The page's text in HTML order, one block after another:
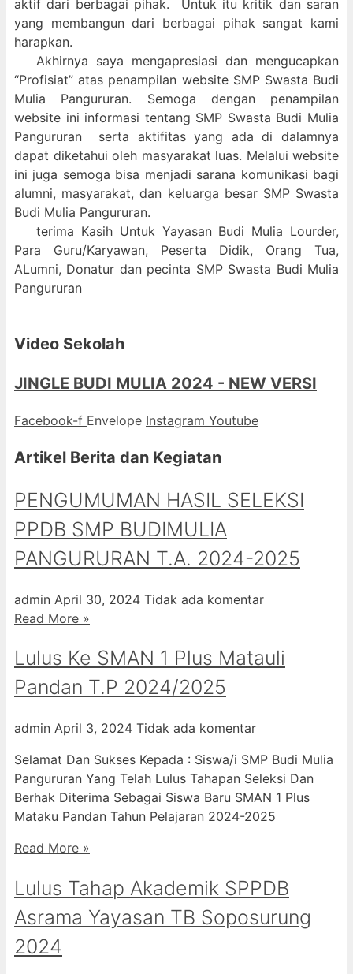
aktif dari berbagai pihak. Untuk itu kritik dan saran
yang membangun dari berbagai pihak sangat kami
harapkan.
Akhirnya saya mengapresiasi dan mengucapkan
“Profisiat” atas penampilan website SMP Swasta Budi
Mulia Pangururan. Semoga dengan penampilan
website ini informasi tentang SMP Swasta Budi Mulia
Pangururan serta aktifitas yang ada di dalamnya
dapat diketahui oleh masyarakat luas. Melalui website
ini juga semoga bisa menjadi sarana komunikasi bagi
alumni, masyarakat, dan keluarga besar SMP Swasta
Budi Mulia Pangururan.
terima Kasih Untuk Yayasan Budi Mulia Lourder,
Para Guru/Karyawan, Peserta Didik, Orang Tua,
ALumni, Donatur dan pecinta SMP Swasta Budi Mulia
Pangururan
Video Sekolah
JINGLE BUDI MULIA 2024 - NEW VERSI
Facebook-f Envelope Instagram Youtube
Artikel Berita dan Kegiatan
PENGUMUMAN HASIL SELEKSI
PPDB SMP BUDIMULIA
PANGURURAN T.A. 2024-2025
admin April 30, 2024 Tidak ada komentar
Read More »
Lulus Ke SMAN 1 Plus Matauli
Pandan T.P 2024/2025
admin April 3, 2024 Tidak ada komentar
Selamat Dan Sukses Kepada : Siswa/i SMP Budi Mulia
Pangururan Yang Telah Lulus Tahapan Seleksi Dan
Berhak Diterima Sebagai Siswa Baru SMAN 1 Plus
Mataku Pandan Tahun Pelajaran 2024-2025
Read More »
Lulus Tahap Akademik SPPDB
Asrama Yayasan TB Soposurung
2024